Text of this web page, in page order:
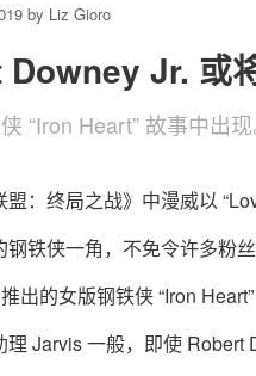
by Liz Gioro
Jr. 或
“Iron Heart” 故事中出现
：终局之战》中漫威以
钢铁侠一角，不免令许多粉
出的女版钢铁侠 “Iron
Jarvis 一般，即使 Robert